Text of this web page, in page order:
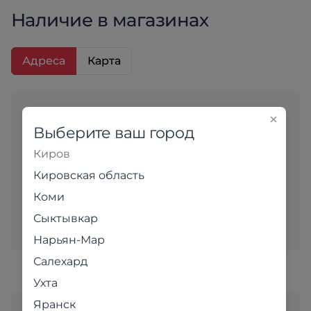
Наличие в магазинах
Адреса Карта
Интернет-магазин
Киров, Коммунальная, 2
В наличии
Пн - Пт
09:00 - 19:00
Выберите ваш город
Киров
Кировская область
Коми
Сыктывкар
Нарьян-Мар
Салехард
Ухта
Яранск